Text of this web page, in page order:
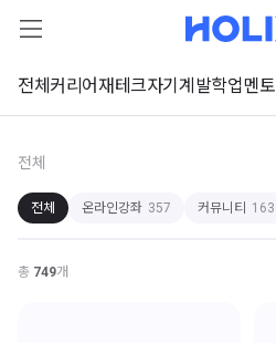
전체 커리어재테크자기계발학업멘토
전체
전체 온라인강좌 357 커뮤니티 163
총 749개